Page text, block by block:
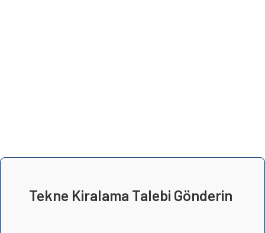
Tekne Kiralama Talebi Gönderin